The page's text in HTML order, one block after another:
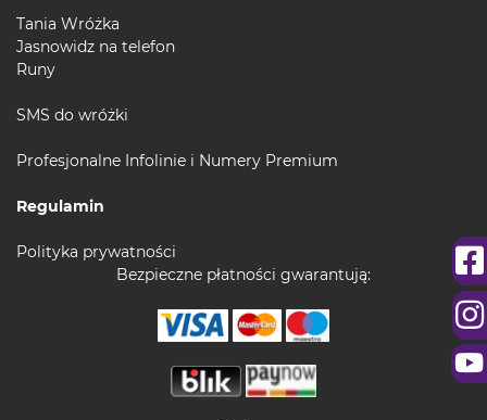
Tania Wróżka
Jasnowidz na telefon
Runy
SMS do wróżki
Profesjonalne Infolinie i Numery Premium
Regulamin
Polityka prywatności
Bezpieczne płatności gwarantują: